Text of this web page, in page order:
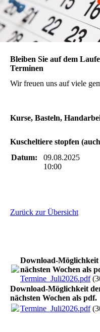
Bleiben Sie auf dem
Terminen
Wir freuen uns auf viele
Kurse, Basteln,
Kuscheltiere stopfen
Datum:
09.08.2025
10:00
Zurück zur Übersicht
Download-
nächsten Wochen als
Termine_Juli2026.pdf
Download-Möglichkeit
nächsten Wochen als pdf.
Termine_Juli2026.pdf